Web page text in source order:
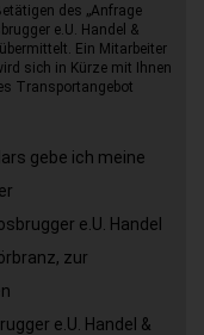
des „Anfrage
e.U. Handel &
Ein Mitarbeiter
sich in Kürze mit Ihnen
Transportangebot
gebe ich meine
e.U. Handel
zur
e.U. Handel &